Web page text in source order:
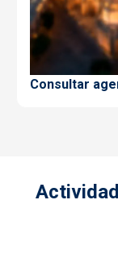
Consultar